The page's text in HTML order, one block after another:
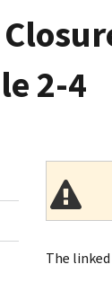
2-4
The